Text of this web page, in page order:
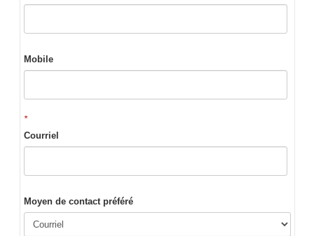
Mobile
*
Courriel
Moyen de contact préféré